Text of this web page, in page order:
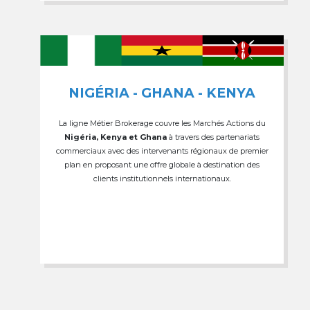
NIGÉRIA - GHANA - KENYA
La ligne Métier Brokerage couvre les Marchés Actions du
Nigéria, Kenya et Ghana à travers des partenariats
commerciaux avec des intervenants régionaux de premier
plan en proposant une offre globale à destination des
clients institutionnels internationaux.